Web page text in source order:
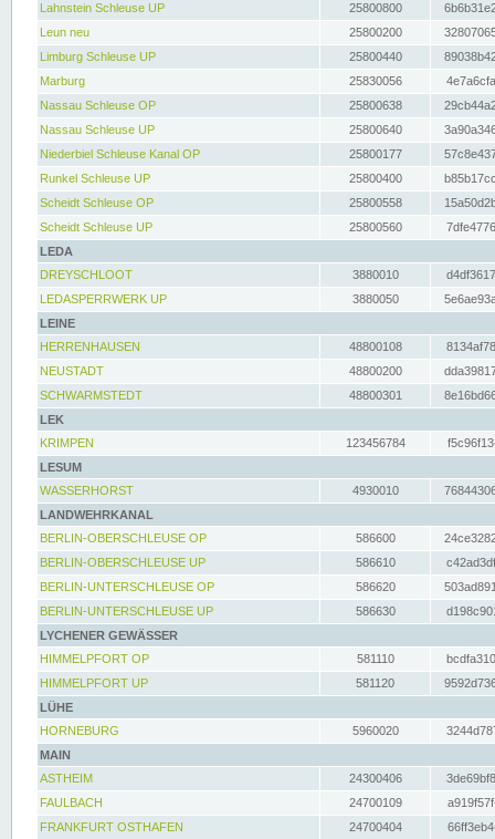
Lahnstein Schleuse UP
25800800
Leun neu
25800200
Limburg Schleuse UP
25800440
Marburg
25830056
Nassau Schleuse OP
25800638
Nassau Schleuse UP
25800640
Niederbiel Schleuse Kanal OP
25800177
Runkel Schleuse UP
25800400
Scheidt Schleuse OP
25800558
Scheidt Schleuse UP
25800560
LEDA
DREYSCHLOOT
3880010
LEDASPERRWERK UP
3880050
LEINE
HERRENHAUSEN
48800108
NEUSTADT
48800200
SCHWARMSTEDT
48800301
LEK
KRIMPEN
123456784
LESUM
WASSERHORST
4930010
LANDWEHRKANAL
BERLIN-OBERSCHLEUSE OP
586600
BERLIN-OBERSCHLEUSE UP
586610
BERLIN-UNTERSCHLEUSE OP
586620
BERLIN-UNTERSCHLEUSE UP
586630
LYCHENER GEWÄSSER
HIMMELPFORT OP
581110
HIMMELPFORT UP
581120
LÜHE
HORNEBURG
5960020
MAIN
ASTHEIM
24300406
FAULBACH
24700109
FRANKFURT OSTHAFEN
24700404